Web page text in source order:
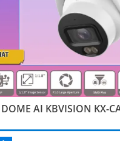
AI KBVISION KX-